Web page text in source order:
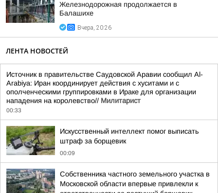
Железнодорожная продолжается в
Балашихе
Вчера, 20:26
ЛЕНТА НОВОСТЕЙ
Источник в правительстве Саудовской Аравии сообщил Al-
Arabiya: Иран координирует действия с хуситами и с
ополченческими группировками в Ираке для организации
нападения на королевство// Милитарист
00:33
Искусственный интеллект помог выписать
штраф за борщевик
00:09
Собственника частного земельного участка в
Московской области впервые привлекли к